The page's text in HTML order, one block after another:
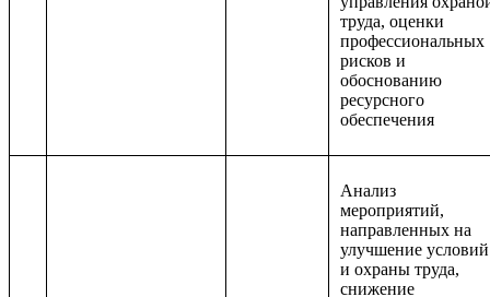
труда, оценки
профессиональных
рисков и
обоснованию
ресурсного
обеспечения
Анализ
мероприятий,
направленных на
улучшение условий
и охраны труда,
снижение